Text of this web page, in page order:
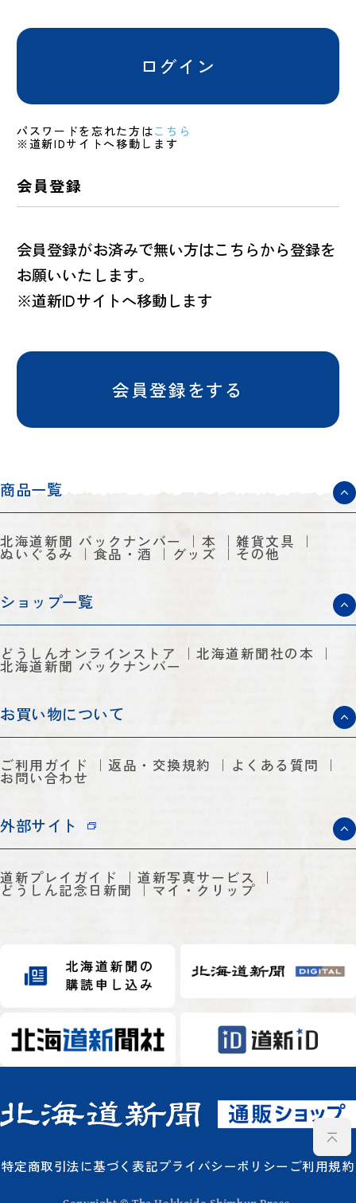
ログイン
パスワードを忘れた方はこちら
※道新IDサイトへ移動します
会員登録
会員登録がお済みで無い方はこちらから登録を
お願いいたします。
※道新IDサイトへ移動します
会員登録をする
商品一覧
北海道新聞 バックナンバー 本 雑貨文具
ぬいぐるみ 食品・酒 グッズ その他
ショップ一覧
どうしんオンラインストア 北海道新聞社の本
北海道新聞 バックナンバー
お買い物について
ご利用ガイド 返品・交換規約 よくある質問
お問い合わせ
外部サイト
道新プレイガイド 道新写真サービス
どうしん記念日新聞 マイ・クリップ
特定商取引法に基づく表記プライバシーポリシー ご利用規約